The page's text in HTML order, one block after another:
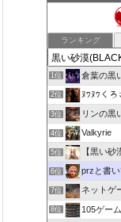
ランキング
1位 倉葉の黒
2位 ﾇﾜﾇﾜくろ
3位 リンの黒
4位 Valkyrie
5位 【黒い砂
6位 przと書い
7位 ネットゲ
8位 105ゲー